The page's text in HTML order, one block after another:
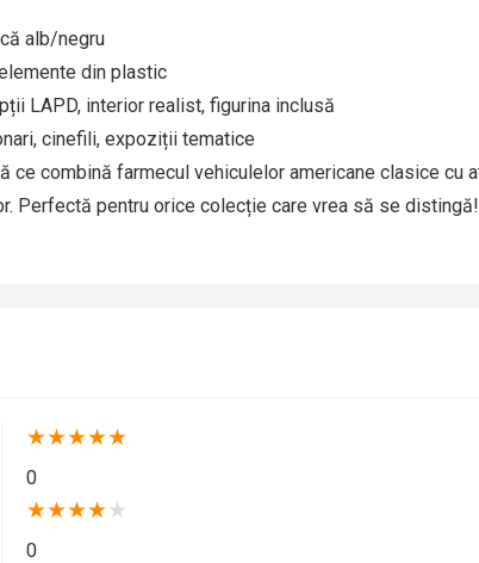
alb/negru
din plastic
LAPD, interior realist, figurina inclusă
cinefili, expoziții tematice
ce combină farmecul vehiculelor americane clasice cu
Perfectă pentru orice colecție care vrea să se distingă!
★★★★★
0
★★★★★
0